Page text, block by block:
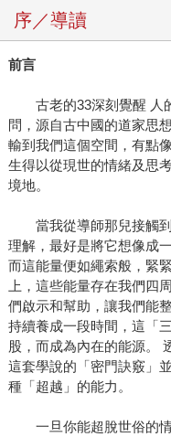
序／導讀
前言
古老的33深刻覺醒 人
問，源自古中國的道家思
輸到我們這個空間，有點
生得以從現世的情緒及思
境地。
當我從導師那兒接觸到
理解，最好是將它想像成
而這能量便如繩索般，緊
上，這些能量存在我們四
們啟示和幫助，讓我們能
持續養成一段時間，這「
股，而成為內在的能源。
這套學說的「密門訣竅」
種「超越」的能力。
一旦你能超脫世俗的情